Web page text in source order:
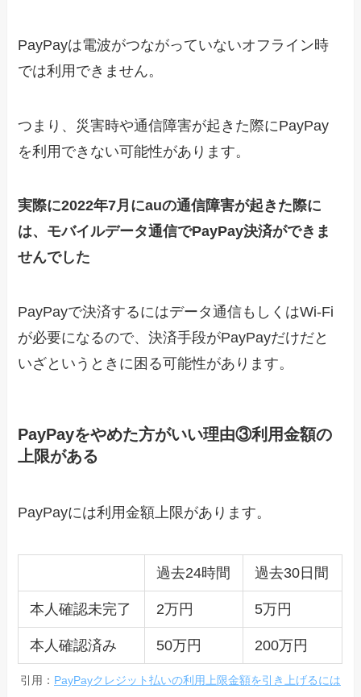
PayPayは電波がつながっていないオフライン時
では利用できません。
つまり、災害時や通信障害が起きた際にPayPay
を利用できない可能性があります。
実際に2022年7月にauの通信障害が起きた際に
は、モバイルデータ通信でPayPay決済ができま
せんでした
PayPayで決済するにはデータ通信もしくはWi-Fi
が必要になるので、決済手段がPayPayだけだと
いざというときに困る可能性があります。
PayPayをやめた方がいい理由③利用金額の
上限がある
PayPayには利用金額上限があります。
過去24時間 過去30日間
本人確認未完了 2万円 5万円
本人確認済み 50万円 200万円
引用： PayPayクレジット払いの利用上限金額を引き上げるには